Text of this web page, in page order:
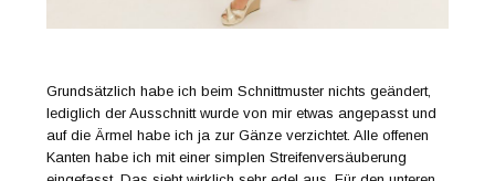
Grundsätzlich habe ich beim Schnittmuster nichts geändert,
lediglich der Ausschnitt wurde von mir etwas angepasst und
auf die Ärmel habe ich ja zur Gänze verzichtet. Alle offenen
Kanten habe ich mit einer simplen Streifenversäuberung